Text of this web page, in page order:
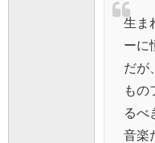
生ま
ーに
だが
もの
るべ
音楽